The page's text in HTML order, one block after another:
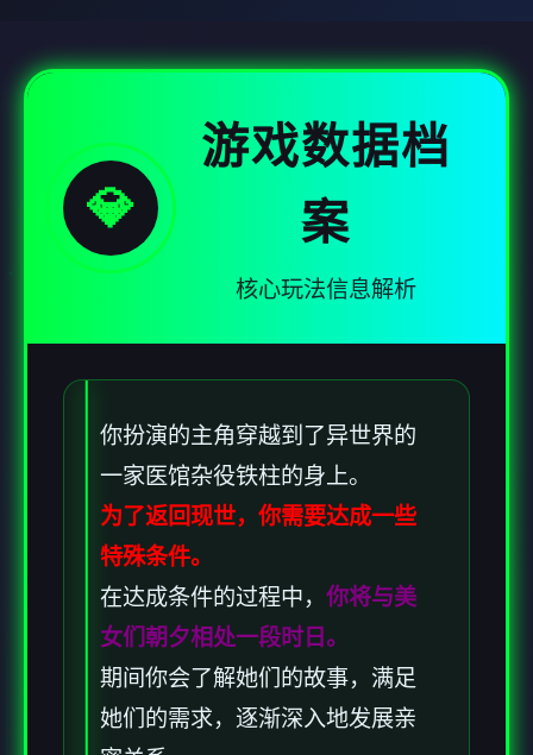
💎
游戏数据档
案
核心玩法信息解析
你扮演的主角穿越到了异世界的
一家医馆杂役铁柱的身上。
为了返回现世，你需要达成一些
特殊条件。
在达成条件的过程中， 你将与美
女们朝夕相处一段时日。
期间你会了解她们的故事，满足
她们的需求，逐渐深入地发展亲